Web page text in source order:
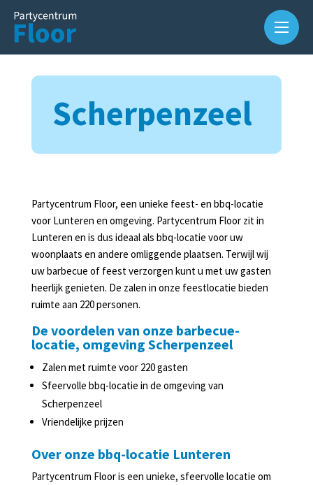
Over
ons
Waarom
Partycentrum
Floor?
Slijterij
in
Lunteren
Agenda
Scherpenzeel
Partycentrum Floor, een unieke feest- en bbq-locatie
voor Lunteren en omgeving. Partycentrum Floor zit in
Lunteren en is dus ideaal als bbq-locatie voor uw
woonplaats en andere omliggende plaatsen. Terwijl wij
uw barbecue of feest verzorgen kunt u met uw gasten
heerlijk genieten. De zalen in onze feestlocatie bieden
ruimte aan 220 personen.
De voordelen van onze barbecue-
locatie, omgeving Scherpenzeel
Zalen met ruimte voor 220 gasten
Sfeervolle bbq-locatie in de omgeving van
Scherpenzeel
Vriendelijke prijzen
Over onze bbq-locatie Lunteren
Partycentrum Floor is een unieke, sfeervolle locatie om